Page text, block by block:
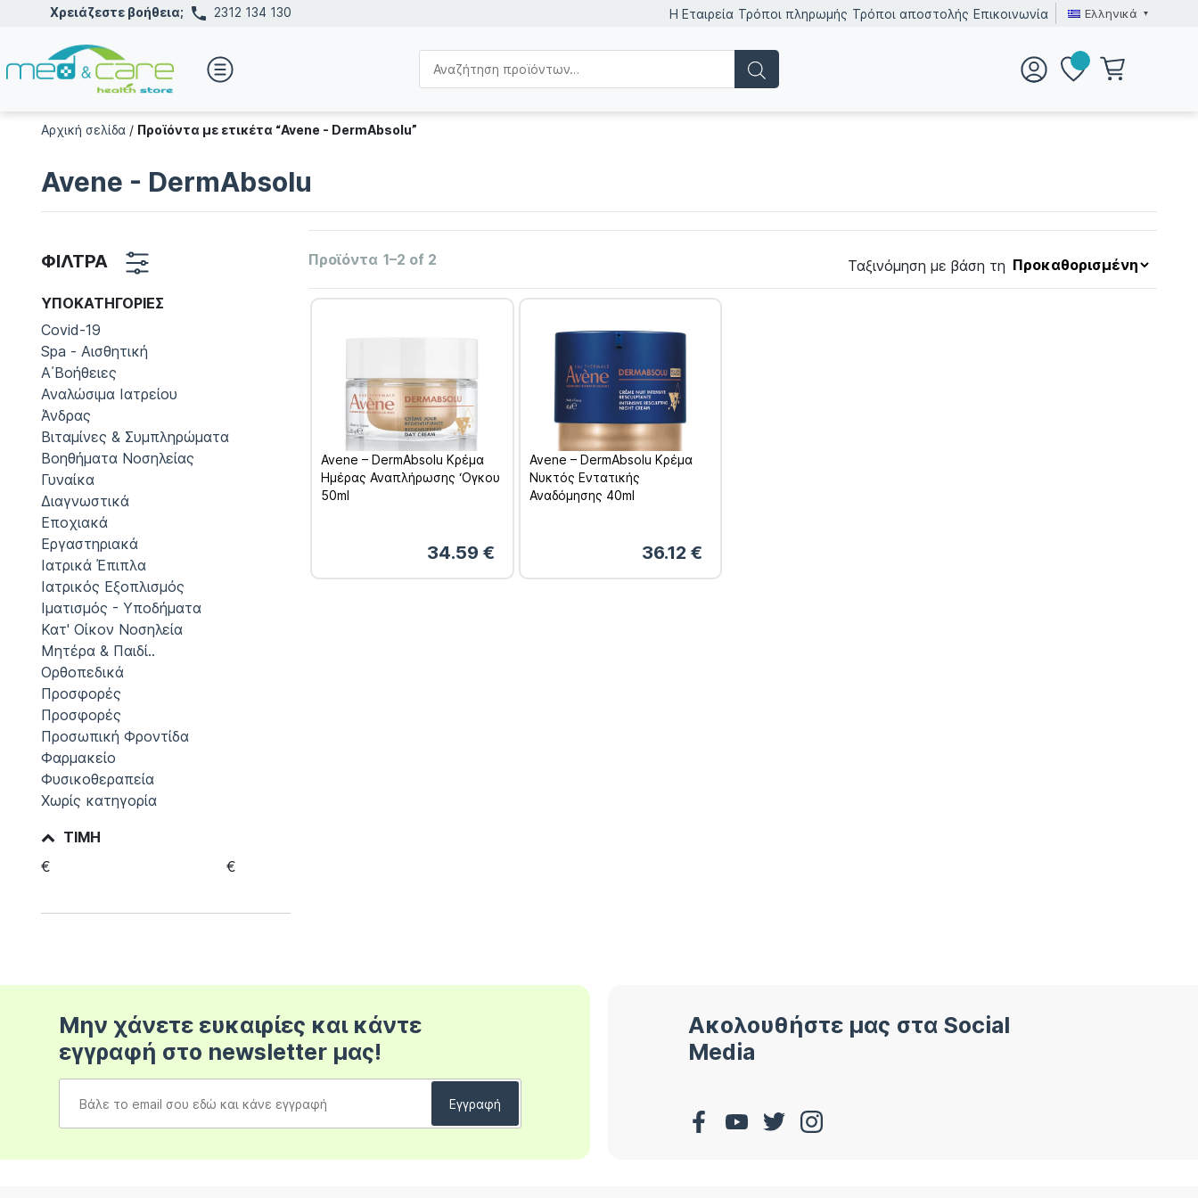
Χρειάζεστε βοήθεια; 2312 134 130 Η Εταιρεία Τρόποι πληρωμής Τρόποι αποστολής Επικοινωνία Ελληνικά
Αρχική σελίδα/ Προϊόντα με ετικέτα “Avene - DermAbsolu”
Avene - DermAbsolu
ΦΙΛΤΡΑ
ΥΠΟΚΑΤΗΓΟΡΊΕΣ
Covid-19
Spa - Αισθητική
Α΄Βοήθειες
Αναλώσιμα Ιατρείου
Άνδρας
Βιταμίνες & Συμπληρώματα
Βοηθήματα Νοσηλείας
Γυναίκα
Διαγνωστικά
Εποχιακά
Εργαστηριακά
Ιατρικά Έπιπλα
Ιατρικός Εξοπλισμός
Ιματισμός - Υποδήματα
Κατ' Οίκον Νοσηλεία
Μητέρα & Παιδί..
Ορθοπεδικά
Προσφορές
Προσφορές
Προσωπική Φροντίδα
Φαρμακείο
Φυσικοθεραπεία
Χωρίς κατηγορία
ΤΙΜΉ
€
€
Προϊόντα 1–2 of 2 Ταξινόμηση με βάση τη
Avene – DermAbsolu Κρέμα
Ημέρας Αναπλήρωσης ‘Ογκου
50ml
34.59 €
Avene – DermAbsolu Κρέμα
Νυκτός Εντατικής
Αναδόμησης 40ml
36.12€
Μην χάνετε ευκαιρίες και κάντε
εγγραφή στο newsletter μας!
Ακολουθήστε μας στα Social
Media